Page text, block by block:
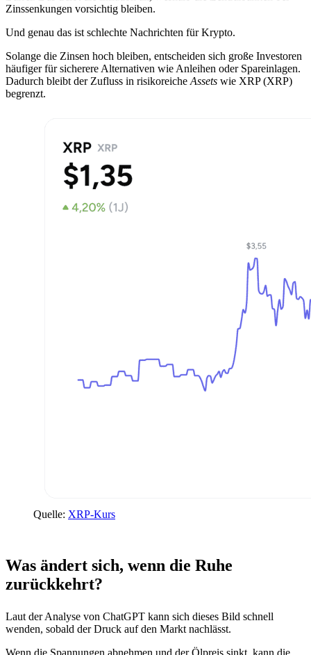
Zinssenkungen vorsichtig bleiben.
Und genau das ist schlechte Nachrichten für Krypto.
Solange die Zinsen hoch bleiben, entscheiden sich große Investoren
häufiger für sicherere Alternativen wie Anleihen oder Spareinlagen.
Dadurch bleibt der Zufluss in risikoreiche Assets wie XRP (XRP)
begrenzt.
Quelle: XRP-Kurs
Was ändert sich, wenn die Ruhe
zurückkehrt?
Laut der Analyse von ChatGPT kann sich dieses Bild schnell
wenden, sobald der Druck auf den Markt nachlässt.
Wenn die Spannungen abnehmen und der Ölpreis sinkt, kann die